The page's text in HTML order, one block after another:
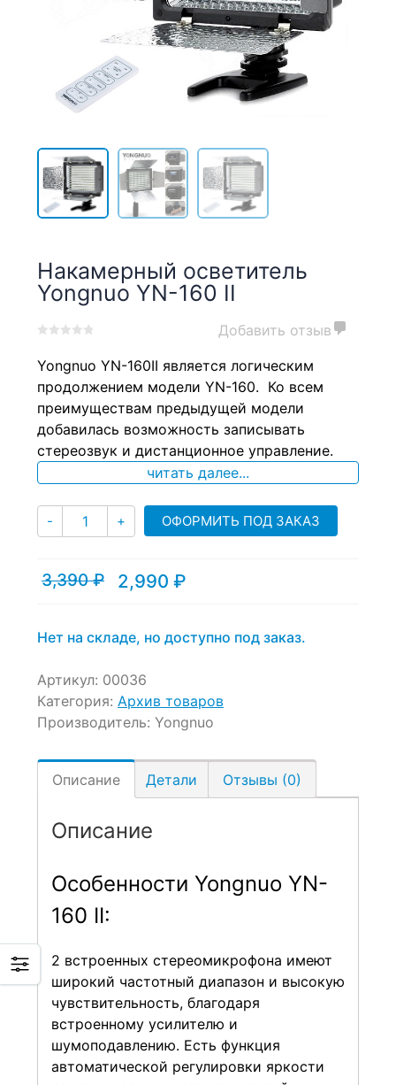
Накамерный осветитель
Yongnuo YN-160 II
out
based
on
customer
ratings
Добавить отзыв
Yongnuo YN-160II является логическим
продолжением модели YN-160. Ко всем
преимуществам предыдущей модели
добавилась возможность записывать
стереозвук и дистанционное управление.
читать далее...
- Количество
+ ОФОРМИТЬ ПОД ЗАКАЗ
3,390₽
Первоначальная
3,390 ₽.
2,990 ₽
Текущая
Нет на складе, но доступно под заказ.
Артикул: 00036
Категория: Архив товаров
Производитель: Yongnuo
Описание Детали Отзывы (0)
Описание
Особенности Yongnuo YN-
160 II:
2 встроенных стереомикрофона имеют
широкий частотный диапазон и высокую
чувствительность, благодаря
встроенному усилителю и
шумоподавлению. Есть функция
автоматической регулировки яркости